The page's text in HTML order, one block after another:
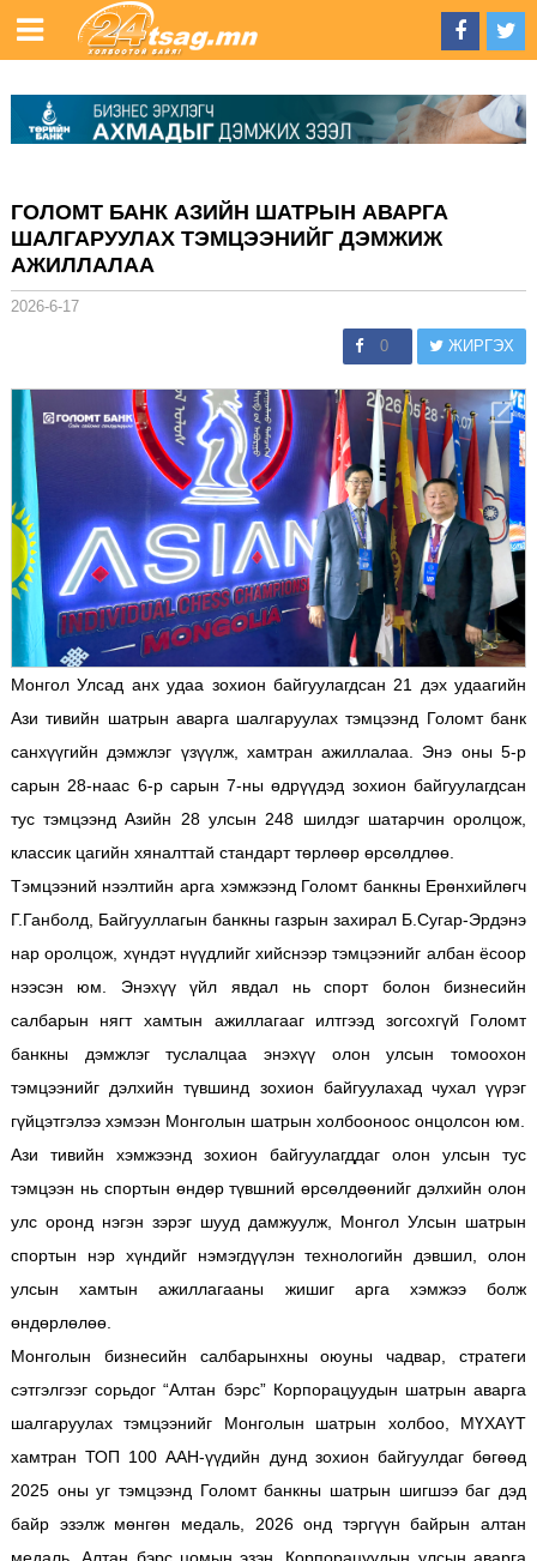
ГОЛОМТ БАНК АЗИЙН ШАТРЫН АВАРГА
ШАЛГАРУУЛАХ ТЭМЦЭЭНИЙГ ДЭМЖИЖ
АЖИЛЛАЛАА
2026-6-17
0 ЖИРГЭХ
Монгол Улсад анх удаа зохион байгуулагдсан 21 дэх удаагийн
Ази тивийн шатрын аварга шалгаруулах тэмцээнд Голомт банк
санхүүгийн дэмжлэг үзүүлж, хамтран ажиллалаа. Энэ оны 5-р
сарын 28-наас 6-р сарын 7-ны өдрүүдэд зохион байгуулагдсан
тус тэмцээнд Азийн 28 улсын 248 шилдэг шатарчин оролцож,
классик цагийн хяналттай стандарт төрлөөр өрсөлдлөө.
Тэмцээний нээлтийн арга хэмжээнд Голомт банкны Ерөнхийлөгч
Г.Ганболд, Байгууллагын банкны газрын захирал Б.Сугар-Эрдэнэ
нар оролцож, хүндэт нүүдлийг хийснээр тэмцээнийг албан ёсоор
нээсэн юм. Энэхүү үйл явдал нь спорт болон бизнесийн
салбарын нягт хамтын ажиллагааг илтгээд зогсохгүй Голомт
банкны дэмжлэг туслалцаа энэхүү олон улсын томоохон
тэмцээнийг дэлхийн түвшинд зохион байгуулахад чухал үүрэг
гүйцэтгэлээ хэмээн Монголын шатрын холбооноос онцолсон юм.
Ази тивийн хэмжээнд зохион байгуулагддаг олон улсын тус
тэмцээн нь спортын өндөр түвшний өрсөлдөөнийг дэлхийн олон
улс оронд нэгэн зэрэг шууд дамжуулж, Монгол Улсын шатрын
спортын нэр хүндийг нэмэгдүүлэн технологийн дэвшил, олон
улсын хамтын ажиллагааны жишиг арга хэмжээ болж
өндөрлөлөө.
Монголын бизнесийн салбарынхны оюуны чадвар, стратеги
сэтгэлгээг сорьдог “Алтан бэрс” Корпорацуудын шатрын аварга
шалгаруулах тэмцээнийг Монголын шатрын холбоо, МҮХАҮТ
хамтран ТОП 100 ААН-үүдийн дунд зохион байгуулдаг бөгөөд
2025 оны уг тэмцээнд Голомт банкны шатрын шигшээ баг дэд
байр эзэлж мөнгөн медаль, 2026 онд тэргүүн байрын алтан